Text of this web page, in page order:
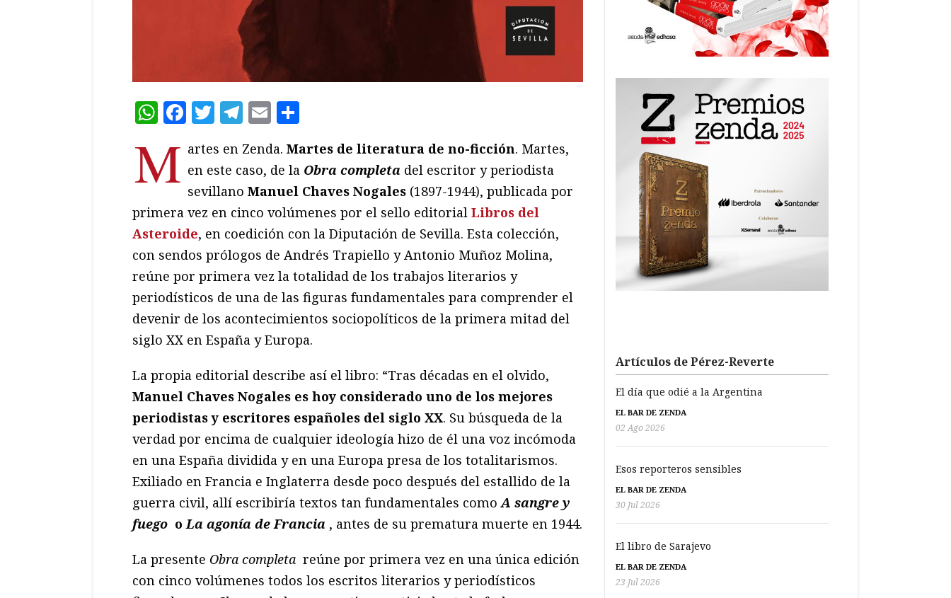
WhatsApp
Facebook
Twitter
Telegram
Email
M artes en Zenda. Martes de literatura de no-ficción. Martes,
en este caso, de la Obra completa del escritor y periodista
sevillano Manuel Chaves Nogales (1897-1944), publicada por
primera vez en cinco volúmenes por el sello editorial Libros del
Asteroide, en coedición con la Diputación de Sevilla. Esta colección,
con sendos prólogos de Andrés Trapiello y Antonio Muñoz Molina,
reúne por primera vez la totalidad de los trabajos literarios y
periodísticos de una de las figuras fundamentales para comprender el
devenir de los acontecimientos sociopolíticos de la primera mitad del
siglo XX en España y Europa.
La propia editorial describe así el libro: “Tras décadas en el olvido,
Manuel Chaves Nogales es hoy considerado uno de los mejores
periodistas y escritores españoles del siglo XX. Su búsqueda de la
verdad por encima de cualquier ideología hizo de él una voz incómoda
en una España dividida y en una Europa presa de los totalitarismos.
Exiliado en Francia e Inglaterra desde poco después del estallido de la
guerra civil, allí escribiría textos tan fundamentales comoA sangre y
fuego o La agonía de Francia , antes de su prematura muerte en 1944.
La presente Obra completa reúne por primera vez en una única edición
con cinco volúmenes todos los escritos literarios y periodísticos
Artículos de Pérez-Reverte
El día que odié a la Argentina
EL BAR DE ZENDA
02 Ago 2026
Esos reporteros sensibles
EL BAR DE ZENDA
30 Jul 2026
El libro de Sarajevo
EL BAR DE ZENDA
23 Jul 2026